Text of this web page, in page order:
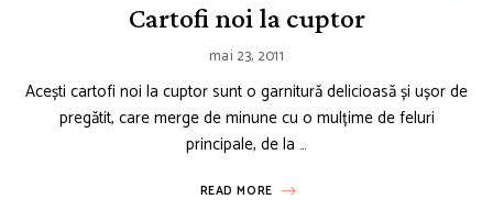
Cartofi noi la cuptor
mai 23, 2011
Acești cartofi noi la cuptor sunt o garnitură delicioasă și ușor de
pregătit, care merge de minune cu o mulțime de feluri
principale, de la …
READ MORE